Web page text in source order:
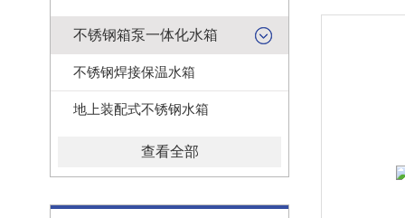
不锈钢箱泵一体化水箱
不锈钢焊接保温水箱
地上装配式不锈钢水箱
查看全部